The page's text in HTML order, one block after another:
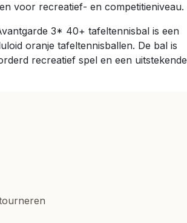
voor recreatief- en competitieniveau.
3* 40+ tafeltennisbal is een
oranje tafeltennisballen. De bal is
recreatief spel en een uitstekende